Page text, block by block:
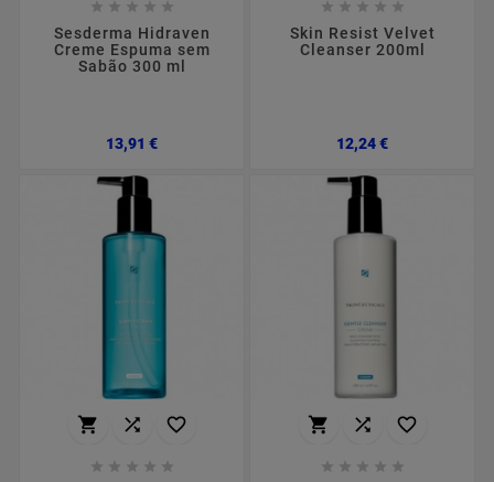
    
Sesderma Hidraven
Creme Espuma sem
Sabão 300 ml
13,91 €Preço
    
Skin Resist Velvet
Cleanser 200ml
12,24 €Preço
  
    
  
    